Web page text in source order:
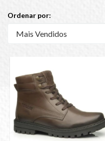
Ordenar por: